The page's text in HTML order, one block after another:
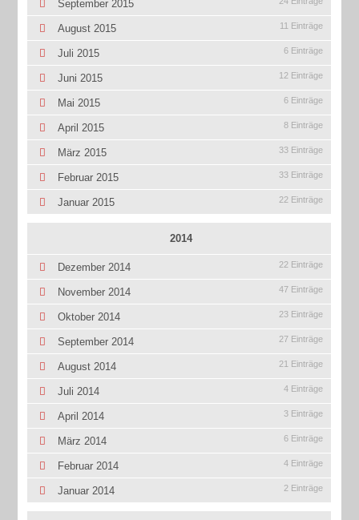
September 2015
August 2015 11 Einträge
Juli 2015 6 Einträge
Juni 2015 12 Einträge
Mai 2015 6 Einträge
April 2015 8 Einträge
März 2015 33 Einträge
Februar 2015 33 Einträge
Januar 2015 22 Einträge
2014
Dezember 2014 22 Einträge
November 2014 47 Einträge
Oktober 2014 23 Einträge
September 2014 27 Einträge
August 2014 21 Einträge
Juli 2014 4 Einträge
April 2014 3 Einträge
März 2014 6 Einträge
Februar 2014 4 Einträge
Januar 2014 2 Einträge